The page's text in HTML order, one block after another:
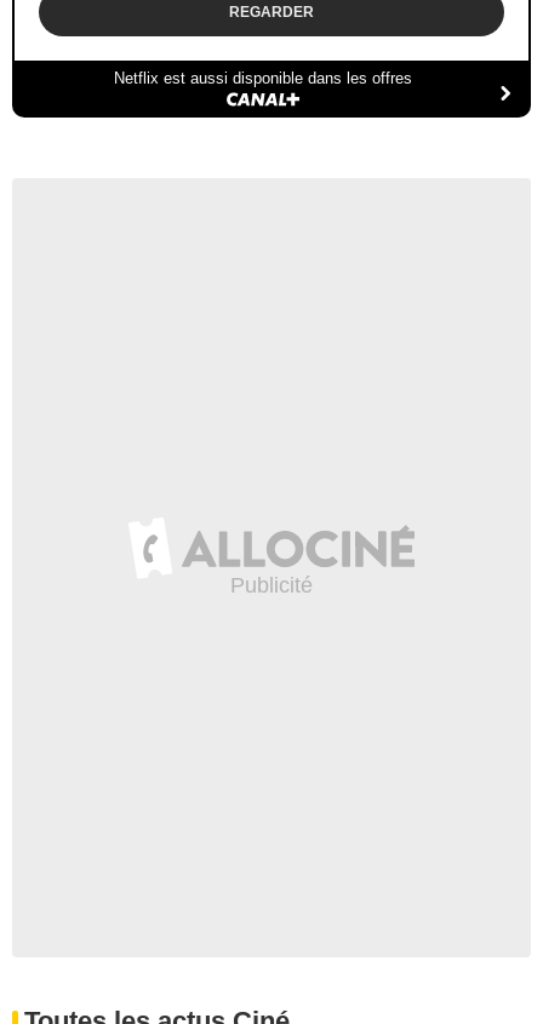
REGARDER
Netflix est aussi disponible dans les offres